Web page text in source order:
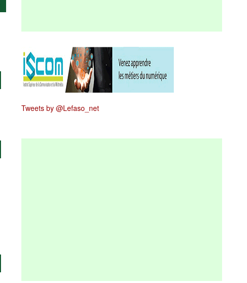
Tweets by @Lefaso_net